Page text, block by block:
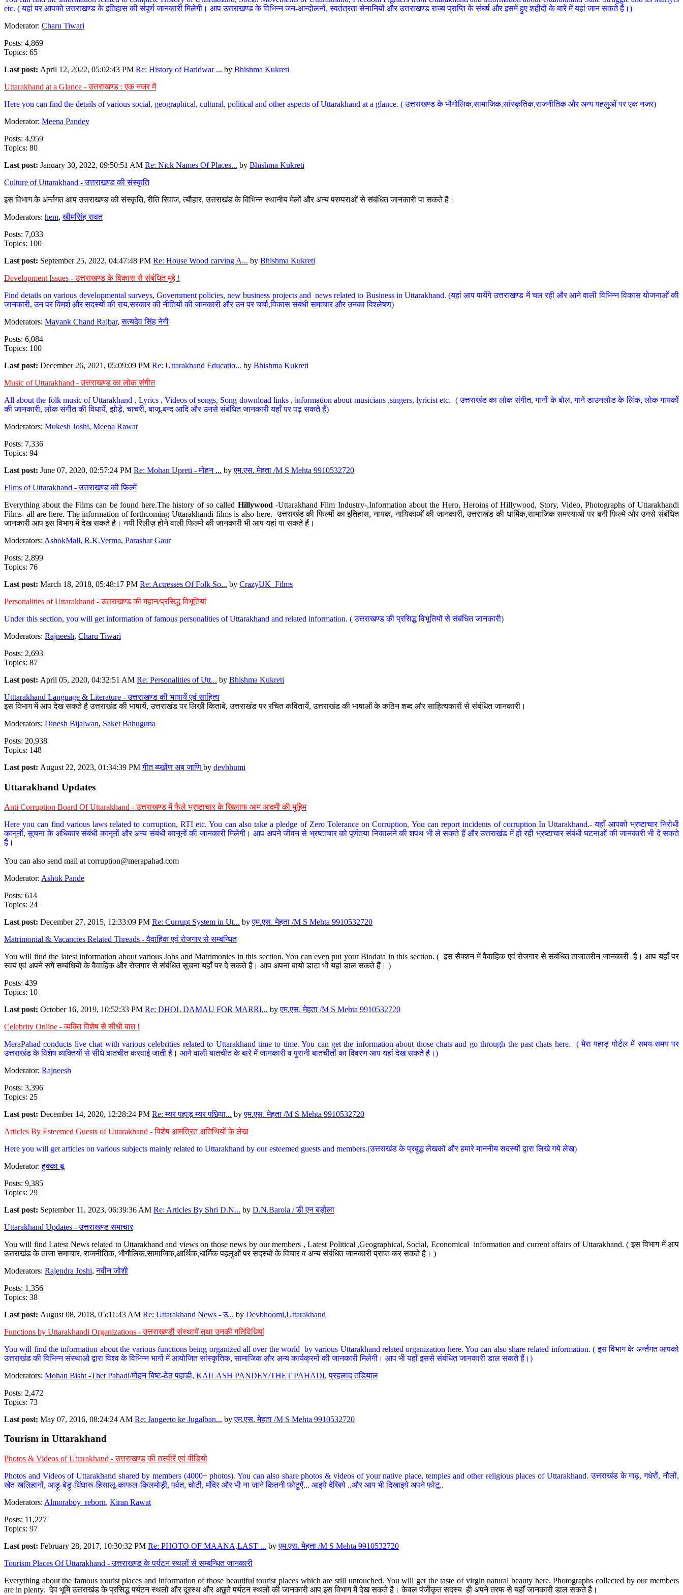
etc. ( यहां पर आपको उत्तराखण्ड के इतिहास की संपूर्ण जानकारी मिलेगी। आप उत्तराखण्ड के विभिन्न जन-आन्दोलनों, स्वतंत्रता सेनानियों और उत्तराखण्ड राज्य प्राप्ति के संघर्ष और इसमें हुए शहीदों के बारे में यहां जान सकते हैं।)
Moderator: Charu Tiwari
Posts: 4,869
Topics: 65
Last post: April 12, 2022, 05:02:43 PM Re: History of Haridwar ... by Bhishma Kukreti
Uttarakhand at a Glance - उत्तराखण्ड : एक नजर में
Here you can find the details of various social, geographical, cultural, political and other aspects of Uttarakhand at a glance. ( उत्तराखण्ड के भौगोलिक,सामाजिक,सांस्कृतिक,राजनीतिक और अन्य पहलुओं पर एक नजर)
Moderator: Meena Pandey
Posts: 4,959
Topics: 80
Last post: January 30, 2022, 09:50:51 AM Re: Nick Names Of Places... by Bhishma Kukreti
Culture of Uttarakhand - उत्तराखण्ड की संस्कृति
इस विभाग के अर्न्तगत आप उत्तराखण्ड की संस्कृति, रीति रिवाज, त्यौहार, उत्तराखंड के विभिन्न स्थानीय मेलों और अन्य परम्पराओं से संबंधित जानकारी पा सकते है।
Moderators: hem,खीमसिंह रावत
Posts: 7,033
Topics: 100
Last post: September 25, 2022, 04:47:48 PM Re: House Wood carving A... by Bhishma Kukreti
Development Issues - उत्तराखण्ड के विकास से संबंधित मुद्दे !
Find details on various developmental surveys, Government policies, new business projects and news related to Business in Uttarakhand. (यहां आप पायेंगे उत्तराखण्ड में चल रही और आने वाली विभिन्न विकास योजनाओं की
जानकारी, उन पर विमर्श और सदस्यों की राय,सरकार की नीतियों की जानकारी और उन पर चर्चा,विकास संबंधी समाचार और उनका विश्लेषण)
Moderators: Mayank Chand Rajbar,सत्यदेव सिंह नेगी
Posts: 6,084
Topics: 100
Last post: December 26, 2021, 05:09:09 PM Re: Uttarakhand Educatio... by Bhishma Kukreti
Music of Uttarakhand - उत्तराखण्ड का लोक संगीत
All about the folk music of Uttarakhand , Lyrics , Videos of songs, Song download links , information about musicians ,singers, lyricist etc. ( उत्तराखंड का लोक संगीत, गानों के बोल, गाने डाउनलोड के लिंक, लोक गायकों
की जानकारी, लोक संगीत की विधायें, झोड़े, चाचरी, बाजू-बन्द आदि और उनसे संबंधित जानकारी यहाँ पर पढ़ सकते हैं)
Moderators: Mukesh Joshi, Meena Rawat
Posts: 7,336
Topics: 94
Last post: June 07, 2020, 02:57:24 PM Re: Mohan Upreti - मोहन ... byएम.एस. मेहता /M S Mehta 9910532720
Films of Uttarakhand - उत्तराखण्ड की फिल्में
Everything about the Films can be found here.The history of so called Hillywood-Uttarakhand Film Industry-,Information about the Hero, Heroins of Hillywood, Story, Video, Photographs of Uttarakhandi
Films- all are here. The information of forthcoming Uttarakhandi films is also here. उत्तराखंड की फिल्मों का इतिहास, नायक, नायिकाओं की जानकारी, उत्तराखंड की धार्मिक,सामाजिक समस्याओं पर बनी फिल्मे और उनसे संबंधित
जानकारी आप इस विभाग में देख सकते है। नयी रिलीज़ होने वाली फिल्मों की जानकारी भी आप यहां पा सकते हैं।
Moderators: AshokMall, R.K.Verma, Parashar Gaur
Posts: 2,899
Topics: 76
Last post: March 18, 2018, 05:48:17 PM Re: Actresses Of Folk So... by CrazyUK_Films
Personalities of Uttarakhand - उत्तराखण्ड की महान/प्रसिद्ध विभूतियां
Under this section, you will get information of famous personalities of Uttarakhand and related information. ( उत्तराखण्ड की प्रसिद्ध विभूतियों से संबंधित जानकारी)
Moderators: Rajneesh, Charu Tiwari
Posts: 2,693
Topics: 87
Last post: April 05, 2020, 04:32:51 AM Re: Personalities of Utt... by Bhishma Kukreti
Utttarakhand Language & Literature - उत्तराखण्ड की भाषायें एवं साहित्य
इस विभाग में आप देख सकते है उत्तराखंड की भाषायें, उत्तराखंड पर लिखी किताबे, उत्तराखंड पर रचित कवितायें, उत्तराखंड की भाषाओं के कठिन शब्द और साहित्यकारों से संबंधित जानकारी।
Moderators: Dinesh Bijalwan, Saket Bahuguna
Posts: 20,938
Topics: 148
Last post: August 22, 2023, 01:34:39 PMगीत ब्य्खोंण अब जाणि by devbhumi
Uttarakhand Updates
Anti Corruption Board Of Uttarakhand - उत्तराखण्ड में फैले भ्रष्टाचार के खिलाफ आम आदमी की मुहिम
Here you can find various laws related to corruption, RTI etc. You can also take a pledge of Zero Tolerance on Corruption, You can report incidents of corruption In Uttarakhand.- यहाँ आपको भ्रष्टाचार निरोधी
कानूनों, सूचना के अधिकार संबंधी कानूनों और अन्य संबंधी कानूनों की जानकारी मिलेगी। आप अपने जीवन से भ्रष्टाचार को पूर्णतया निकालने की शपथ भी ले सकते हैं और उत्तराखंड में हो रही भ्रष्टाचार संबंधी घटनाओं की जानकारी भी दे सकते
हैं।
You can also send mail at corruption@merapahad.com
Moderator: Ashok Pande
Posts: 614
Topics: 24
Last post: December 27, 2015, 12:33:09 PM Re: Currupt System in Ut... byएम.एस. मेहता /M S Mehta 9910532720
Matrimonial & Vacancies Related Threads - वैवाहिक एवं रोजगार से सम्बन्धित
You will find the latest information about various Jobs and Matrimonies in this section. You can even put your Biodata in this section. ( इस सैक्शन में वैवाहिक एवं रोजगार से संबंधित ताजातरीन जानकारी है। आप यहाँ पर
स्वयं एवं अपने सगे सम्बंधियों के वैवाहिक और रोजगार से संबंधित सूचना यहाँ पर दे सकते है। आप अपना बायो डाटा भी यहां डाल सकते हैं। )
Posts: 439
Topics: 10
Last post: October 16, 2019, 10:52:33 PM Re: DHOL DAMAU FOR MARRI... byएम.एस. मेहता /M S Mehta 9910532720
Celebrity Online - व्यक्ति विशेष से सीधी बात !
MeraPahad conducts live chat with various celebrities related to Uttarakhand time to time. You can get the information about those chats and go through the past chats here. ( मेरा पहाड़ पोर्टल में समय-समय पर
उत्तराखंड के विशेष व्यक्तियों से सीधे बातचीत करवाई जाती है। आने वाली बातचीत के बारे में जानकारी व पुरानी बातचीतों का विवरण आप यहां देख सकते है।)
Moderator: Rajneesh
Posts: 3,396
Topics: 25
Last post: December 14, 2020, 12:28:24 PM Re: म्यर पहाड़ म्यर पछिया... byएम.एस. मेहता /M S Mehta 9910532720
Articles By Esteemed Guests of Uttarakhand - विशेष आमंत्रित अतिथियों के लेख
Here you will get articles on various subjects mainly related to Uttarakhand by our esteemed guests and members.(उत्तराखंड के प्रबुद्ध लेखकों और हमारे माननीय सदस्यों द्वारा लिखे गये लेख)
Moderator:हुक्का बू
Posts: 9,385
Topics: 29
Last post: September 11, 2023, 06:39:36 AM Re: Articles By Shri D.N... by D.N.Barola / डी एन बड़ोला
Uttarakhand Updates - उत्तराखण्ड समाचार
You will find Latest News related to Uttarakhand and views on those news by our members , Latest Political ,Geographical, Social, Economical information and current affairs of Uttarakhand. ( इस विभाग में आप
उत्तराखंड के ताजा समाचार, राजनीतिक, भौगौलिक,सामाजिक,आर्थिक,धार्मिक पहलुओं पर सदस्यों के विचार व अन्य संबंधित जानकारी प्राप्त कर सकते है। )
Moderators: Rajendra Joshi,नवीन जोशी
Posts: 1,356
Topics: 38
Last post: August 08, 2018, 05:11:43 AM Re: Uttarakhand News - उ... by Devbhoomi,Uttarakhand
Functions by Uttarakhandi Organizations - उत्तराखण्डी संस्थायें तथा उनकी गतिविधियां
You will find the information about the various functions being organized all over the world by various Uttarakhand related organization here. You can also share related information. ( इस विभाग के अर्न्तगत आपको
उत्तराखंड की विभिन्न संस्थाओ द्वारा विश्व के विभिन्न भागों में आयोजित सांस्कृतिक, सामाजिक और अन्य कार्यक्रमों की जानकारी मिलेगी। आप भी यहाँ इससे संबंधित जानकारी डाल सकते हैं।)
Moderators: Mohan Bisht -Thet Pahadi/मोहन बिष्ट-ठेठ पहाडी, KAILASH PANDEY/THET PAHADI,प्रहलाद तडियाल
Posts: 2,472
Topics: 73
Last post: May 07, 2016, 08:24:24 AM Re: Jangeeto ke Jugalban... byएम.एस. मेहता /M S Mehta 9910532720
Tourism in Uttarakhand
Photos & Videos of Uttarakhand - उत्तराखण्ड की तस्वीरें एवं वीडियो
Photos and Videos of Uttarakhand shared by members (4000+ photos). You can also share photos & videos of your native place, temples and other religious places of Uttarakhand. उत्तराखंड के गाढ़, गधेरों, नौलों,
खेत-खलिहानों, आड़ू-बेड़ू-घिंघारू-हिसालू-काफल-किलमोड़ी, पर्वत, चोटी, मंदिर और भी ना जाने कितनी फोटुऐं... आइये देखिये ..और आप भी दिखाइये अपने फोटू..
Moderators: Almoraboy_reborn, Kiran Rawat
Posts: 11,227
Topics: 97
Last post: February 28, 2017, 10:30:32 PM Re: PHOTO OF MAANA,LAST ... byएम.एस. मेहता /M S Mehta 9910532720
Tourism Places Of Uttarakhand - उत्तराखण्ड के पर्यटन स्थलों से सम्बन्धित जानकारी
Everything about the famous tourist places and information of those beautiful tourist places which are still untouched. You will get the taste of virgin natural beauty here. Photographs collected by our members
are in plenty. देव भूमि उत्तराखंड के प्रसिद्ध पर्यटन स्थलों और दूरस्थ और अछूते पर्यटन स्थलों की जानकारी आप इस विभाग में देख सकते है। केवल पंजीकृत सदस्य ही अपने तरफ से यहाँ जानकारी डाल सकते है।